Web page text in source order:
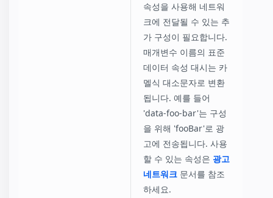
속성을 사용해 네트워
크에 전달될 수 있는 추
가 구성이 필요합니다.
매개변수 이름의 표준
데이터 속성 대시는 카
멜식 대소문자로 변환
됩니다. 예를 들어
'data-foo-bar'는 구성
을 위해 'fooBar'로 광
고에 전송됩니다. 사용
할 수 있는 속성은 광고
네트워크 문서를 참조
하세요.